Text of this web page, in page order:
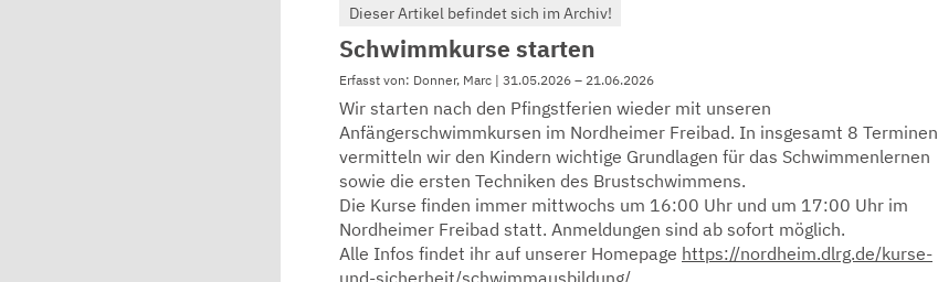
Dieser Artikel befindet sich im Archiv!
Schwimmkurse starten
Erfasst von: Donner, Marc | 31.05.2026 – 21.06.2026
Wir starten nach den Pfingstferien wieder mit unseren
Anfängerschwimmkursen im Nordheimer Freibad. In insgesamt 8 Terminen
vermitteln wir den Kindern wichtige Grundlagen für das Schwimmenlernen
sowie die ersten Techniken des Brustschwimmens.
Die Kurse finden immer mittwochs um 16:00 Uhr und um 17:00 Uhr im
Nordheimer Freibad statt. Anmeldungen sind ab sofort möglich.
Alle Infos findet ihr auf unserer Homepage https://nordheim.dlrg.de/kurse-
und-sicherheit/schwimmausbildung/